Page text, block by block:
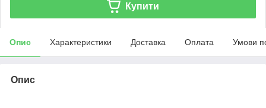
Купити
Опис Характеристики Доставка Оплата Умови
Опис